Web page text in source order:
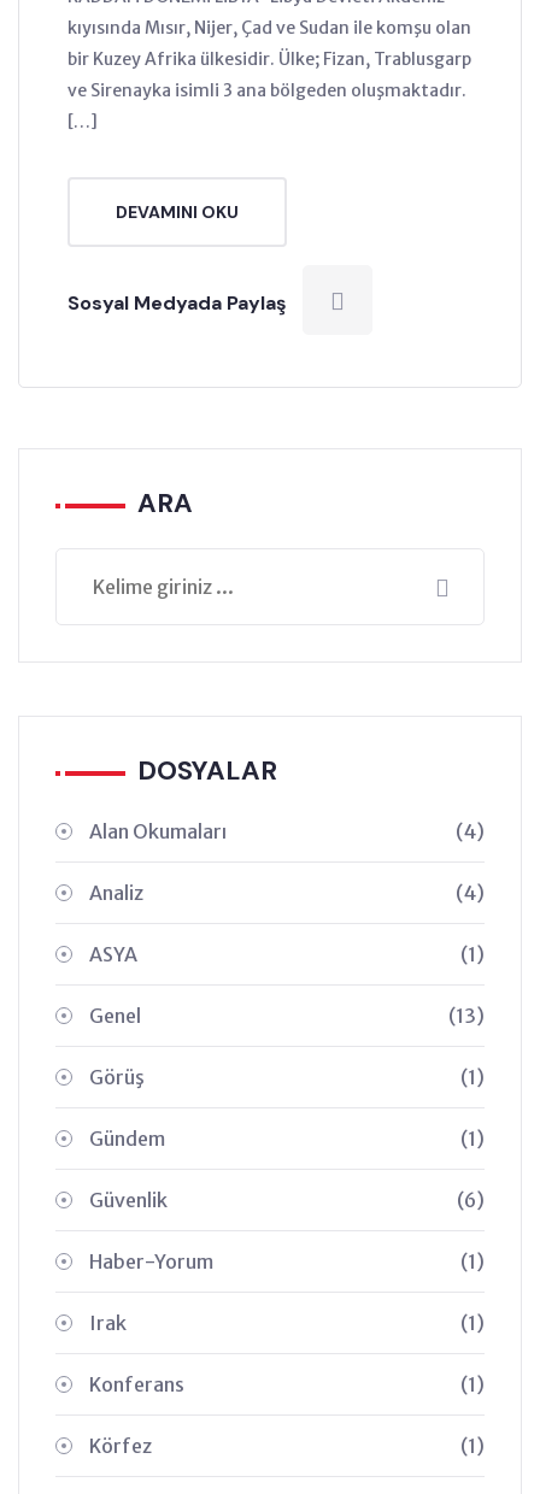
kıyısında Mısır, Nijer, Çad ve Sudan ile komşu olan
bir Kuzey Afrika ülkesidir. Ülke; Fizan, Trablusgarp
ve Sirenayka isimli 3 ana bölgeden oluşmaktadır.
[…]
DEVAMINI OKU
Sosyal Medyada Paylaş
ARA
DOSYALAR
Alan Okumaları (4)
Analiz (4)
ASYA (1)
Genel (13)
Görüş (1)
Gündem (1)
Güvenlik (6)
Haber-Yorum (1)
Irak (1)
Konferans (1)
Körfez (1)